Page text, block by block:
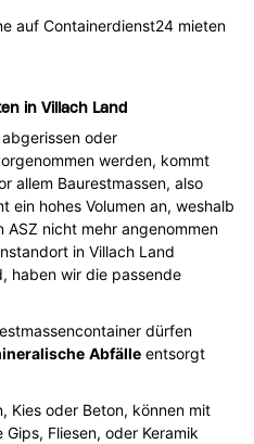
auf Containerdienst24 mieten
in Villach Land
oder
werden, kommt
allem Baurestmassen, also
ein hohes Volumen an, weshalb
nicht mehr angenommen
in Villach Land
haben wir die passende
dürfen
Abfälle entsorgt
Kies oder Beton, können mit
Fliesen, oder Keramik